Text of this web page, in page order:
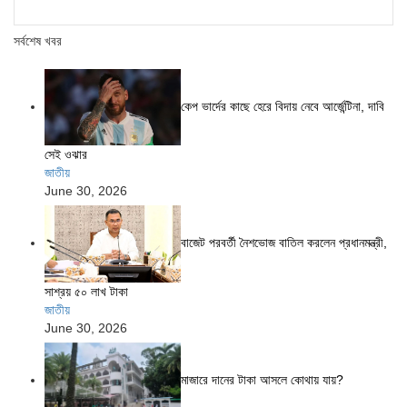
সর্বশেষ খবর
কেপ ভার্দের কাছে হেরে বিদায় নেবে আর্জেন্টিনা, দাবি
সেই ওঝার
জাতীয়
June 30, 2026
বাজেট পরবর্তী নৈশভোজ বাতিল করলেন প্রধানমন্ত্রী,
সাশ্রয় ৫০ লাখ টাকা
জাতীয়
June 30, 2026
মাজারে দানের টাকা আসলে কোথায় যায়?